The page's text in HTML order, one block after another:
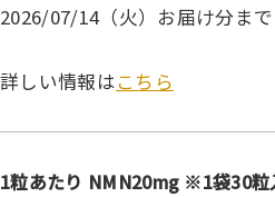
2026/07/14（火）お届け分まで
詳しい情報はこちら
1粒あたり NMN20mg ※1袋30粒